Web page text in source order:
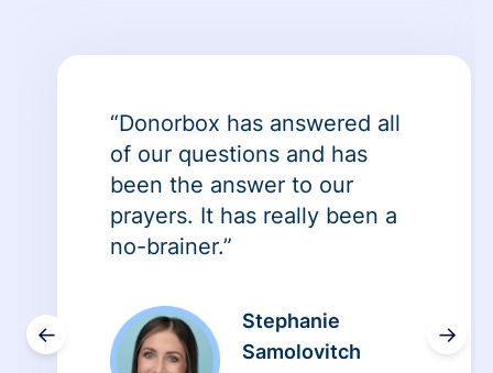
←
“Donorbox has answered all
of our questions and has
been the answer to our
prayers. It has really been a
no-brainer.”
Stephanie
Samolovitch
→